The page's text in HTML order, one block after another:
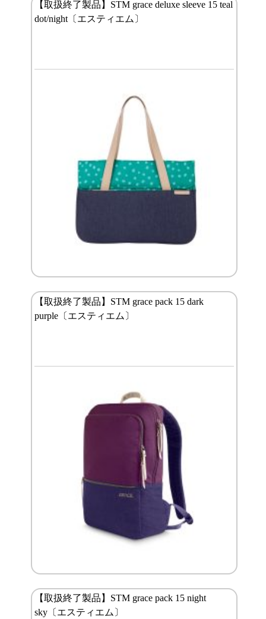
【取扱終了製品】STM grace deluxe sleeve 15 teal
dot/night〔エスティエム〕
【取扱終了製品】STM grace pack 15 dark
purple〔エスティエム〕
【取扱終了製品】STM grace pack 15 night
sky〔エスティエム〕